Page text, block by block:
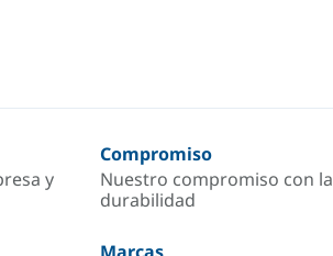
y
Compromiso
Nuestro compromiso con la
durabilidad